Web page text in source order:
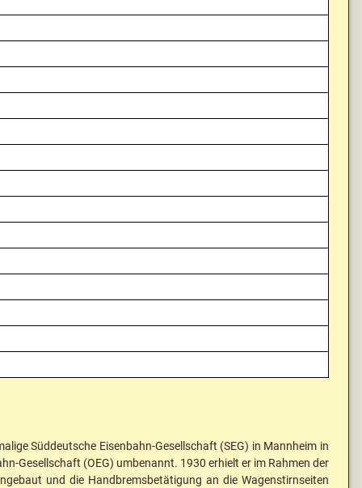
Süddeutsche Eisenbahn-Gesellschaft (SEG) in Mannheim in
Gesellschaft (OEG) umbenannt. 1930 erhielt er im Rahmen der
und die Handbremsbetätigung an die Wagenstirnseiten